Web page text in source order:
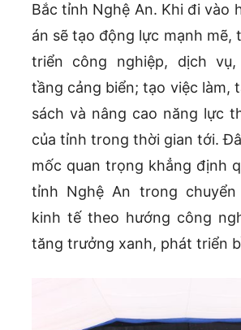
Bắc tỉnh Nghệ An. Khi đi vào
án sẽ tạo động lực mạnh mẽ,
triển công nghiệp, dịch vụ,
tầng cảng biển; tạo việc làm,
sách và nâng cao năng lực
của tỉnh trong thời gian tới.
mốc quan trọng khẳng định
tỉnh Nghệ An trong
kinh tế theo hướng công
tăng trưởng xanh, phát triển